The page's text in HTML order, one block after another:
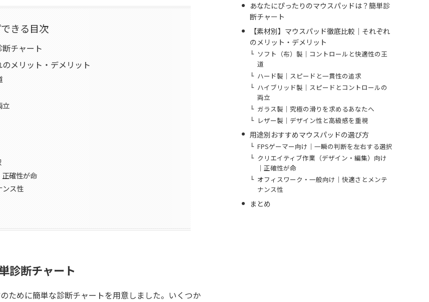
きる目次
チャート
メリット・デメリット
立
確性が命
ンス性
診断チャート
ために簡単な診断チャートを用意しました。いくつか
あなたにぴったりのマウスパッドは？簡単診
断チャート
【素材別】マウスパッド徹底比較｜それぞれ
のメリット・デメリット
ソフト（布）製｜コントロールと快適性の王
道
ハード製｜スピードと一貫性の追求
ハイブリッド製｜スピードとコントロールの
両立
ガラス製｜究極の滑りを求めるあなたへ
レザー製｜デザイン性と高級感を重視
用途別おすすめマウスパッドの選び方
FPSゲーマー向け｜一瞬の判断を左右する選択
クリエイティブ作業（デザイン・編集）向け
｜正確性が命
オフィスワーク・一般向け｜快適さとメンテ
ナンス性
まとめ